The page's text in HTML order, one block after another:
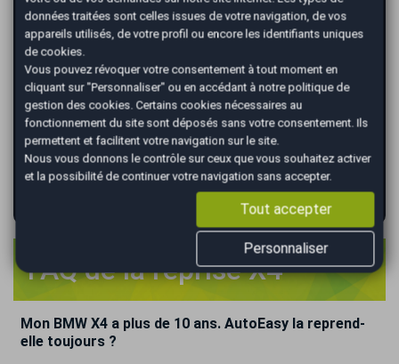
Renseignez votre immatriculation*
Renseignez le kilométrage de votre véhicule
VALIDER
FAQ de la reprise X4
Mon BMW X4 a plus de 10 ans. AutoEasy la reprend-
elle toujours ?
données traitées sont celles issues de votre navigation, de vos
appareils utilisés, de votre profil ou encore les identifiants uniques
de cookies.
Vous pouvez révoquer votre consentement à tout moment en
cliquant sur "Personnaliser" ou en accédant à notre politique de
gestion des cookies. Certains cookies nécessaires au
fonctionnement du site sont déposés sans votre consentement. Ils
permettent et facilitent votre navigation sur le site.
Nous vous donnons le contrôle sur ceux que vous souhaitez activer
et la possibilité de continuer votre navigation sans accepter.
Tout accepter
Personnaliser